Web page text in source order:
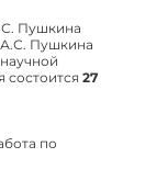
Пушкина
А.С. Пушкина
состоится 27
по